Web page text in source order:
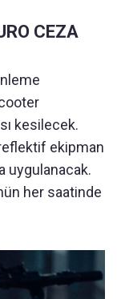
CEZA
kesilecek.
ekipman
uygulanacak.
her saatinde